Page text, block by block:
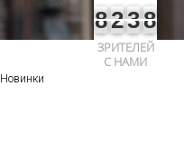
8238
ЗРИТЕЛЕЙ
С НАМИ
Новинки